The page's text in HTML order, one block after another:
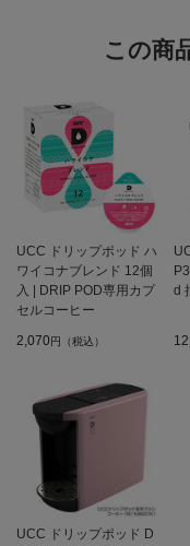
この商
UCC ドリップポッド ハ
ワイコナブレンド 12個
入 | DRIP POD専用カプ
セルコーヒー
2,070円（税込）
d
UCC ドリップポッド D